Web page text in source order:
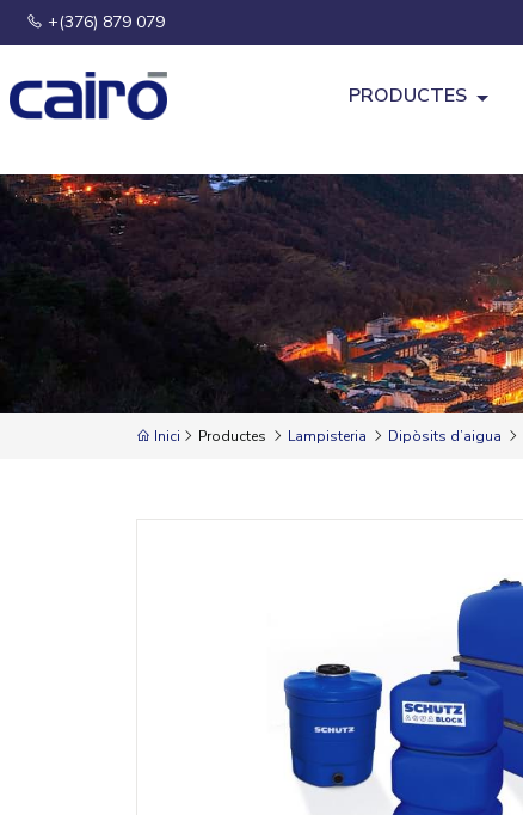
+(376) 879 079
PRODUCTES
Inici Productes Lampisteria Dipòsits d’aigua